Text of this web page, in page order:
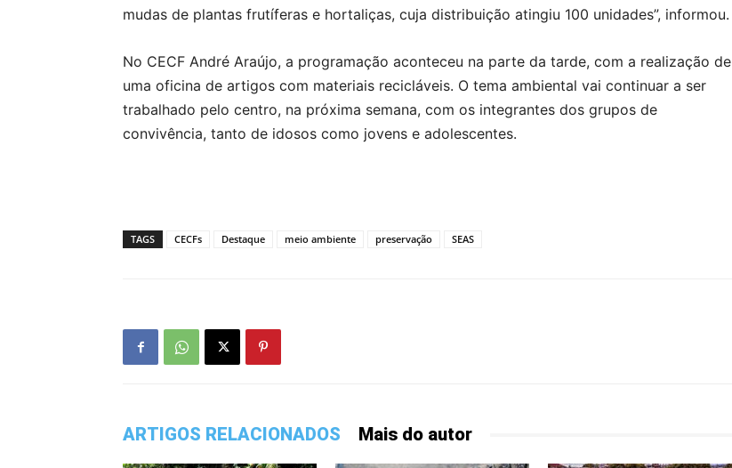
mudas de plantas frutíferas e hortaliças, cuja distribuição atingiu 100 unidades”, informou.
No CECF André Araújo, a programação aconteceu na parte da tarde, com a realização de
uma oficina de artigos com materiais recicláveis. O tema ambiental vai continuar a ser
trabalhado pelo centro, na próxima semana, com os integrantes dos grupos de
convivência, tanto de idosos como jovens e adolescentes.
TAGS CECFs Destaque meio ambiente preservação SEAS
ARTIGOS RELACIONADOS Mais do autor